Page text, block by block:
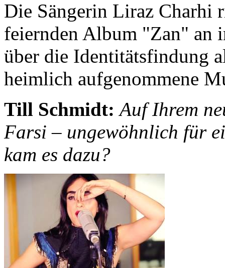
Die Sängerin Liraz Charhi
feiernden Album "Zan" an
über die Identitätsfindung
heimlich aufgenommene
Till Schmidt: Auf Ihrem
Farsi – ungewöhnlich für
kam es dazu?